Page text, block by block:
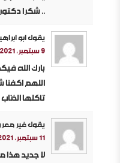
.. شكرا
يقولابو
9 سبتمبر، 2021 الساعة 7:26 ص
بارك الله
اللهم
تأكلها
يقولغير
11 سبتمبر، 2021 الساعة 9:27 م
لا جديد هذا